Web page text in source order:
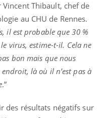
Thibault, chef de
au CHU de Rennes.
il est probable que 30 %
virus, estime-t-il. Cela ne
bon mais que nous
là où il n’est pas à
.”
des résultats négatifs sur